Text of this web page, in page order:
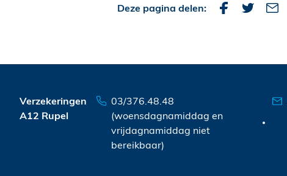
Deze pagina delen:
Verzekeringen
A12 Rupel
03/376.48.48
(woensdagnamiddag en
vrijdagnamiddag niet
bereikbaar)